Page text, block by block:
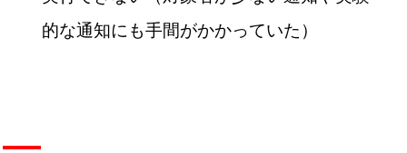
的な通知にも手間がかかっていた）